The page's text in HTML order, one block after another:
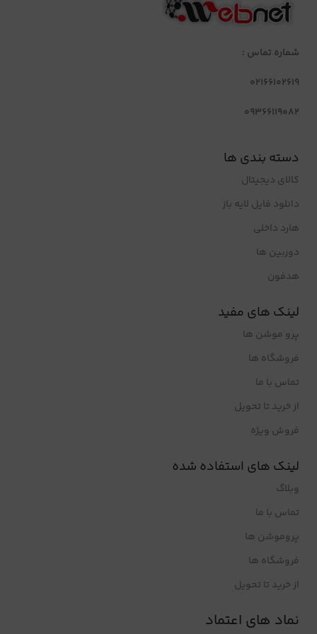
شماره تماس :
02166102619
09366119082
دسته بندی ها
کالای دیجیتال
دانلود فایل لایه باز
هارد داخلی
دوربین ها
هدفون
لینک های مفید
پرو موشن ها
فروشگاه ها
تماس با ما
از خرید تا تحویل
فروش ویژه
لینک های استفاده شده
وبلاگ
تماس با ما
پروموشن ها
فروشگاه ها
از خرید تا تحویل
نماد های اعتماد